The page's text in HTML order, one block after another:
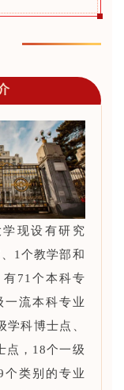
现设有研究
1个教学部和
71个本科专
一流本科专业
学科博士点、
点，18个一级
个类别的专业